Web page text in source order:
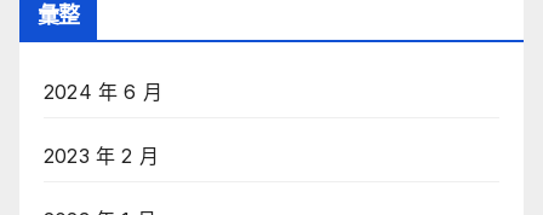
彙整
2024 年 6 月
2023 年 2 月